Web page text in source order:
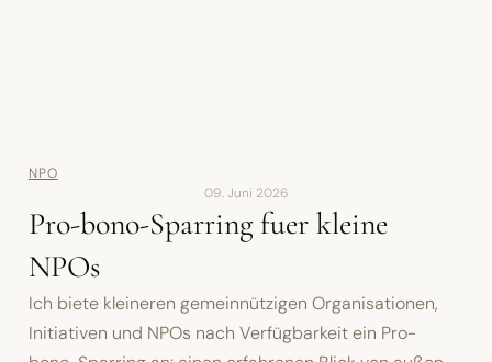
NPO
09. Juni 2026
Pro-bono-Sparring fuer kleine
NPOs
Ich biete kleineren gemeinnützigen Organisationen,
Initiativen und NPOs nach Verfügbarkeit ein Pro-